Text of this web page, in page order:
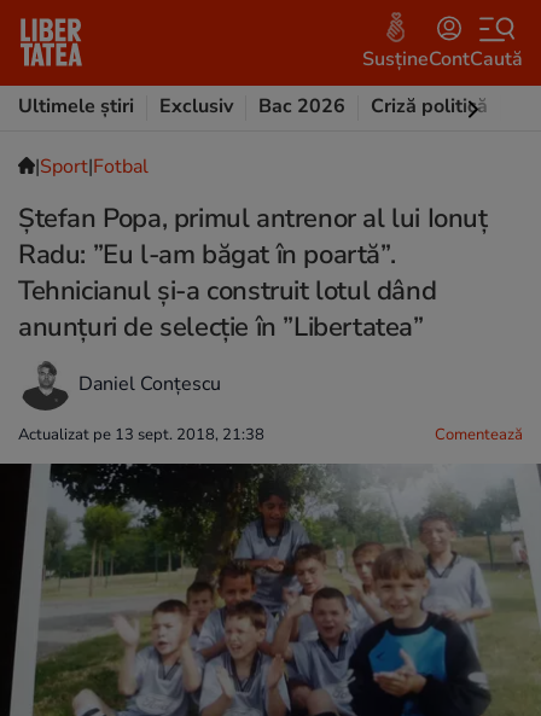
SusțineContCaută
Ultimele știri
Exclusiv Bac 2026 Criză politică
|Sport|Fotbal
Ștefan Popa, primul antrenor al lui Ionuț
Radu: ”Eu l-am băgat în poartă”.
Tehnicianul și-a construit lotul dând
anunțuri de selecție în ”Libertatea”
Daniel Conțescu
Actualizat pe 13 sept. 2018, 21:38 Comentează